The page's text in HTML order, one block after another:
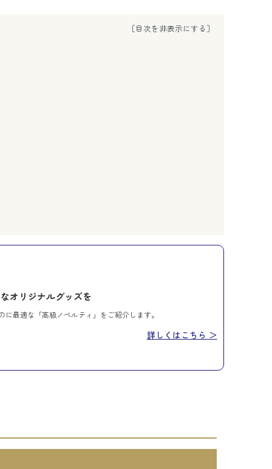
オリジナルグッズを
最適な「高級ノベルティ」をご紹介します。
詳しくはこちら ＞